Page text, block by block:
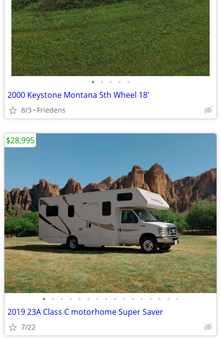
• • • • •
2000 Keystone Montana 5th Wheel 18'
8/3 Friedens
• • • • • • • • • • • • • • • •
2019 23A Class C motorhome Super Saver
7/22
$28,995